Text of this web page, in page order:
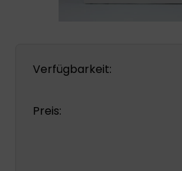
Verfügbarkeit:
Preis: